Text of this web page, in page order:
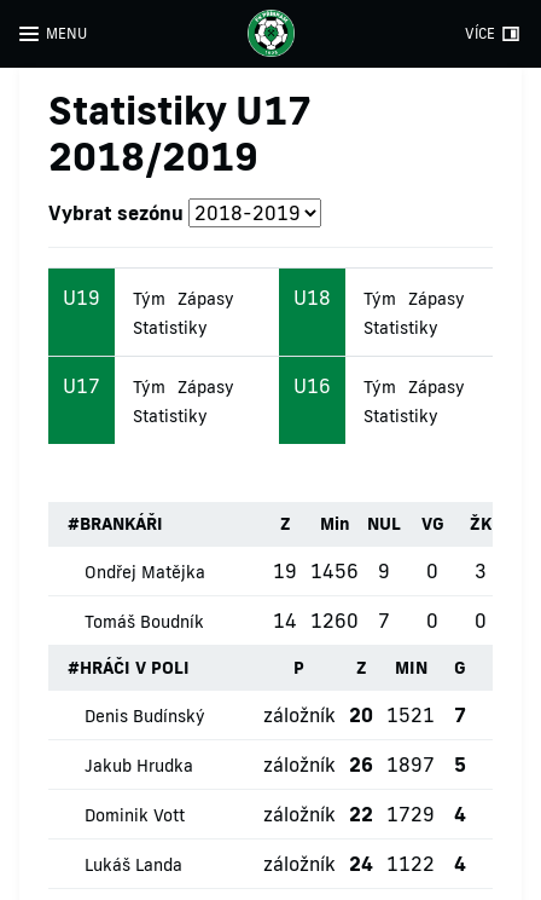
MENU VÍCE
Statistiky U17
2018/2019
Vybrat sezónu
U19 Tým
Zápasy
Statistiky
U18 Tým
Zápasy
Statistiky
U17 Tým
Zápasy
Statistiky
U16 Tým
Zápasy
Statistiky
#BRANKÁŘI Z Min NUL VG ŽK
Ondřej Matějka 19 1456 9 0 3
Tomáš Boudník 14 1260 7 0 0
#HRÁČI V POLI P Z MIN G
Denis Budínský záložník 20 1521 7
Jakub Hrudka záložník 26 1897 5
Dominik Vott záložník 22 1729 4
Lukáš Landa záložník 24 1122 4